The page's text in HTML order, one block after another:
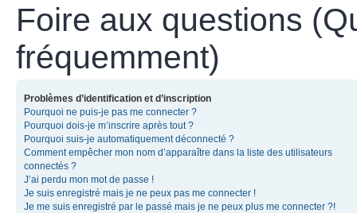
Foire aux questions
fréquemment)
Problèmes d’identification et d’inscription
Pourquoi ne puis-je pas me connecter ?
Pourquoi dois-je m’inscrire après tout ?
Pourquoi suis-je automatiquement déconnecté ?
Comment empêcher mon nom d’apparaître dans la liste des utilisateurs
connectés ?
J’ai perdu mon mot de passe !
Je suis enregistré mais je ne peux pas me connecter !
Je me suis enregistré par le passé mais je ne peux plus me connecter ?!